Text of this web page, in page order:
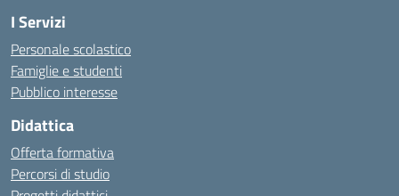
I Servizi
Personale scolastico
Famiglie e studenti
Pubblico interesse
Didattica
Offerta formativa
Percorsi di studio